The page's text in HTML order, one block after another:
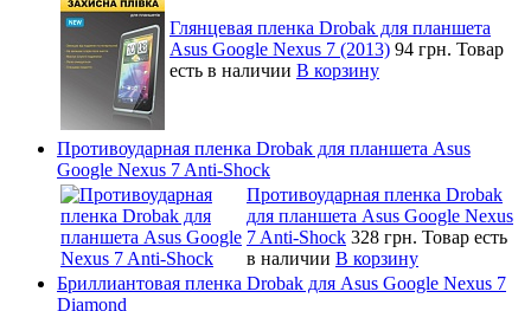
Глянцевая пленка Drobak для планшета
Asus Google Nexus 7 (2013) 94 грн. Товар
есть в наличии В корзину
Противоударная пленка Drobak для планшета Asus
Google Nexus 7 Anti-Shock
Противоударная пленка Drobak
для планшета Asus Google Nexus
7 Anti-Shock 328 грн. Товар есть
в наличии В корзину
Бриллиантовая пленка Drobak для Asus Google Nexus 7
Diamond